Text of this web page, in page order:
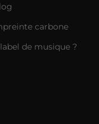
carbone
de musique ?